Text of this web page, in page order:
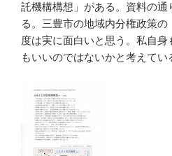
託機構構想」がある。資料の通
る。三豊市の地域内分権政策の
度は実に面白いと思う。私自
もいいのではないかと考えてい